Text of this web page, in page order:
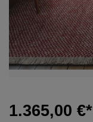
1.365,00 €*